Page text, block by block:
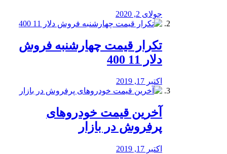
جولای 2, 2020
تکرار قیمت چهارشنبه فروش
دلار 11 400
اکتبر 17, 2019
آخرین قیمت خودرو‌های
پرفروش در بازار
اکتبر 17, 2019